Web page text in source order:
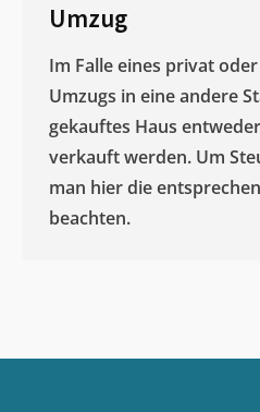
Umzug
Im Falle eines privat
Umzugs in eine andere
gekauftes Haus
verkauft werden. Um
man hier die
beachten.